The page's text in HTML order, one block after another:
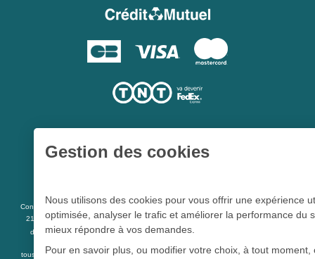
Conformément aux articles L 5213-3 du code de la santé publique et à l’arrêté du
21 décembre 2012 fixant la liste des dispositifs médicaux qui peuvent faire l’objet
d’une publicité auprès du public, et à l'articleR 5213-1
tous les dispositifs médicaux présents sur ce site peuvent faire l'objet d'une publicité
Gestion des cookies
Nous utilisons des cookies pour vous offrir une expérience
optimisée, analyser le trafic et améliorer la performance du
mieux répondre à vos demandes.
Pour en savoir plus, ou modifier votre choix, à tout moment,